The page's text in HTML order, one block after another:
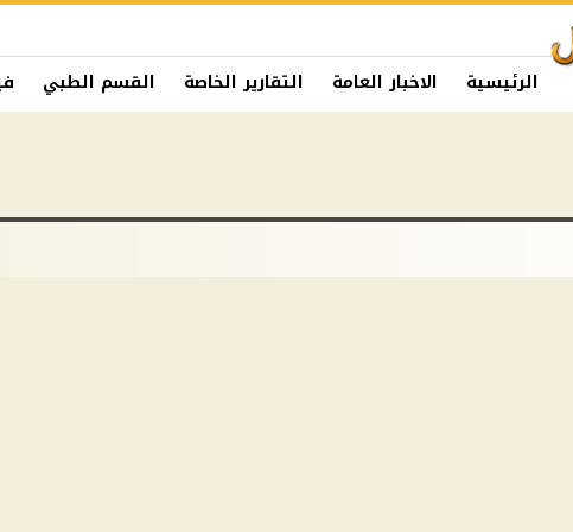
الرئيسية الاخبار العامة التقارير الخاصة القسم الطبي